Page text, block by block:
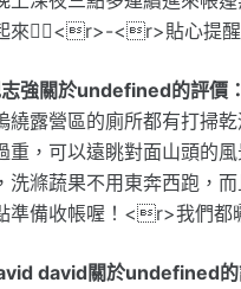
來😵‍💫<r>-<r>貼心提
強關於undefined的評價：
繞露營區的廁所都有打掃
重，可以遠眺對面山頭的
洗滌蔬果不用東奔西跑，
準備收帳喔！<r>我們都
david關於undefined的